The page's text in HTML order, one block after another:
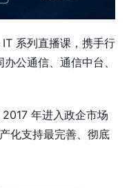
系列直播课，携手行
公通信、通信中台、
年进入政企市场
化支持最完善、彻底